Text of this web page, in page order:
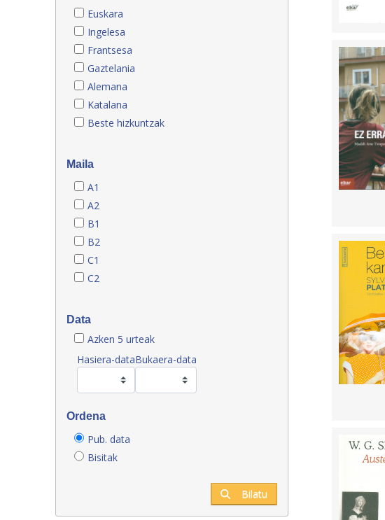
Euskara
Ingelesa
Frantsesa
Gaztelania
Alemana
Katalana
Beste hizkuntzak
Maila
A1
A2
B1
B2
C1
C2
Data
Azken 5 urteak
Hasiera-dataBukaera-data
Ordena
Pub. data
Bisitak
Bilatu